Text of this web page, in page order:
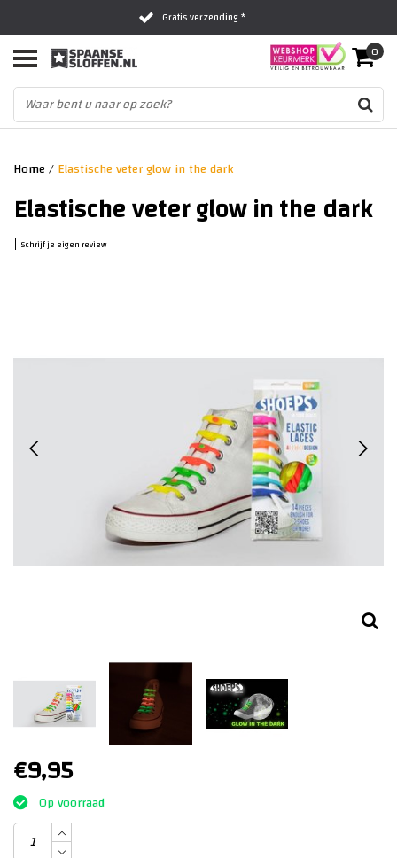
Gratis verzending *
Al 16 jaar het vertrouwde adres
Fysieke winkel in Zwolle
0
Home/Elastische veter glow in the dark
Elastische veter glow in the dark
| Schrijf je eigen review
€9,95
Op voorraad